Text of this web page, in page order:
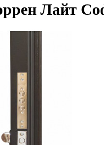
Лайт